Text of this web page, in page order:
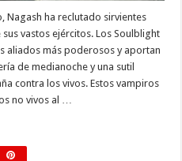
Nagash ha reclutado sirvientes
vastos ejércitos. Los Soulblight
aliados más poderosos y aportan
de medianoche y una sutil
contra los vivos. Estos vampiros
no vivos al …